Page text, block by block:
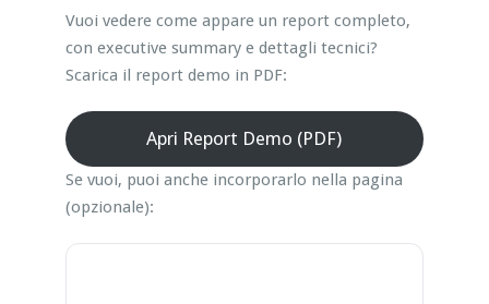
Vuoi vedere come appare un report completo,
con executive summary e dettagli tecnici?
Scarica il report demo in PDF:
Apri Report Demo (PDF)
Se vuoi, puoi anche incorporarlo nella pagina
(opzionale):